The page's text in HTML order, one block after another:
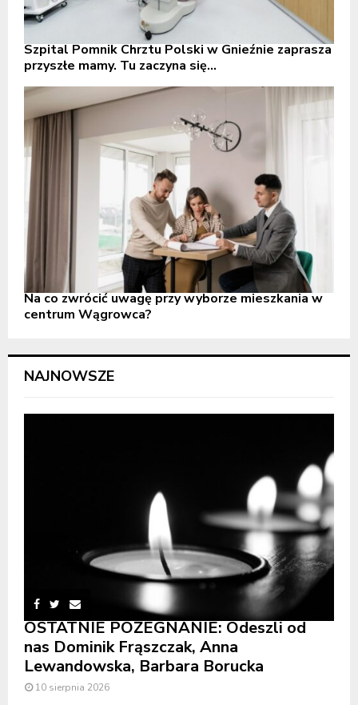
Szpital Pomnik Chrztu Polski w Gnieźnie zaprasza
przyszłe mamy. Tu zaczyna się...
Na co zwrócić uwagę przy wyborze mieszkania w
centrum Wągrowca?
NAJNOWSZE
OSTATNIE POŻEGNANIE: Odeszli od
nas Dominik Frąszczak, Anna
Lewandowska, Barbara Borucka
10 sierpnia 2026